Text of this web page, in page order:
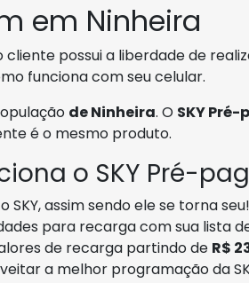
em Ninheira
cliente possui a liberdade de
funciona com seu celular.
de Ninheira. O SKY Pré-
é o mesmo produto.
o SKY Pré-
assim sendo ele se torna seu!
para recarga com sua lista
de recarga partindo de R$
a melhor programação da